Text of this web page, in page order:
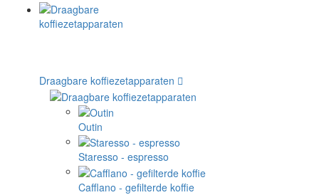
Draagbare koffiezetapparaten
Outin
Staresso - espresso
Cafflano - gefilterde koffie